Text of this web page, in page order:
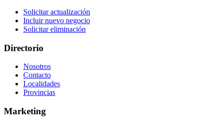
Solicitar actualización
Incluir nuevo negocio
Solicitar eliminación
Directorio
Nosotros
Contacto
Localidades
Provincias
Marketing